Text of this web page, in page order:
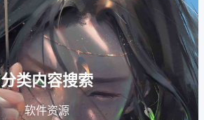
分类内容搜索
软件资源